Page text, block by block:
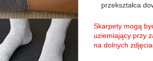
przekształca
Skarpety mogą
uziemiający przy
na dolnych